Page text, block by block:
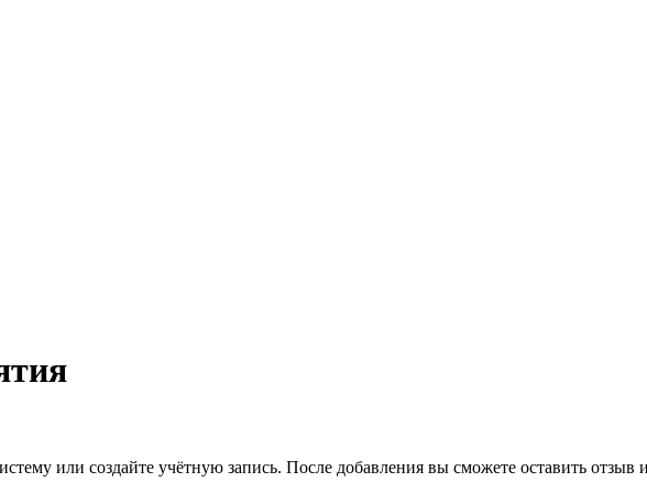
или создайте учётную запись. После добавления вы сможете оставить отзыв